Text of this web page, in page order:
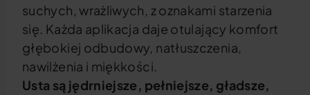
suchych, wrażliwych, z oznakami starzenia
się. Każda aplikacja daje otulający komfort
głębokiej odbudowy, natłuszczenia,
nawilżenia i miękkości.
Usta są jędrniejsze, pełniejsze, gładsze,